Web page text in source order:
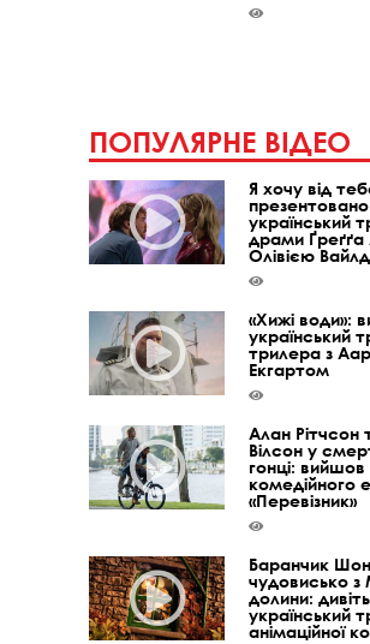
ПОПУЛЯРНЕ ВІДЕО
Я хочу від
презентовано
український
драми Ґреґґа
Олівією Вайлд
«Хижі води»:
український
трилера з
Екгартом
Алан Рітчсон
Вілсон у
гонці:
комедійного
«Перевізник»
Баранчик
чудовисько з
долини:
український
анімаційної